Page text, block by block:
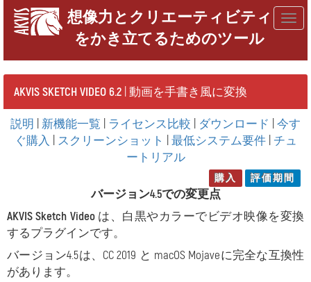
想像力とクリエーティビティ
をかき立てるためのツール
AKVIS SKETCH VIDEO 6.2 | 動画を手書き風に変換
説明 新機能一覧 ライセンス比較 ダウンロード
今す
ぐ購入
スクリーンショット 最低システム要件| チュ
ートリアル
購入 評価期間
バージョン4.5での変更点
AKVIS Sketch Videoは、白黒やカラーでビデオ映像を変換
するプラグインです。
バージョン4.5は、CC 2019 と macOS Mojaveに完全な互換性
があります。